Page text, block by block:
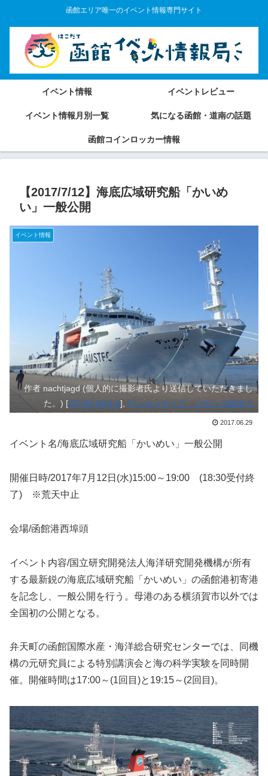
函館エリア唯一のイベント情報専門サイト
イベント情報 イベントレビュー
イベント情報月別一覧 気になる函館・道南の話題
函館コインロッカー情報
【2017/7/12】海底広域研究船「かいめ
い」一般公開
イベント情報
作者 nachtjagd (個人的に撮影者氏より送信していただきまし
た。) [CC BY-SA 4.0], ウィキメディア・コモンズ経由で
2017.06.29
イベント名/海底広域研究船「かいめい」一般公開
開催日時/2017年7月12日(水)15:00～19:00 (18:30受付終
了) ※荒天中止
会場/函館港西埠頭
イベント内容/国立研究開発法人海洋研究開発機構が所有
する最新鋭の海底広域研究船「かいめい」の函館港初寄港
を記念し、一般公開を行う。母港のある横須賀市以外では
全国初の公開となる。
弁天町の函館国際水産・海洋総合研究センターでは、同機
構の元研究員による特別講演会と海の科学実験を同時開
催。開催時間は17:00～(1回目)と19:15～(2回目)。